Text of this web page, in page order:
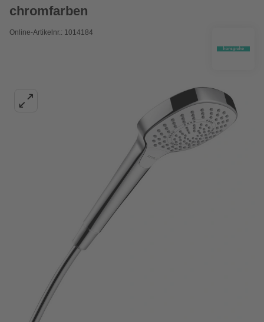
chromfarben
Online-Artikelnr.: 1014184